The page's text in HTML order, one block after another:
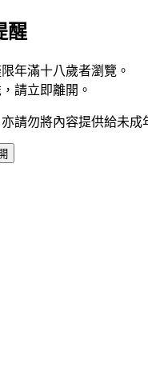
醒
年滿十八歲者瀏覽。
請立即離開。
請勿將內容提供給未成